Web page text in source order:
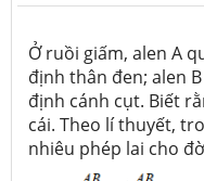
Ở ruồi giấm, alen A
định thân đen; alen
định cánh cụt. Biết
cái. Theo lí thuyết,
nhiêu phép lai cho